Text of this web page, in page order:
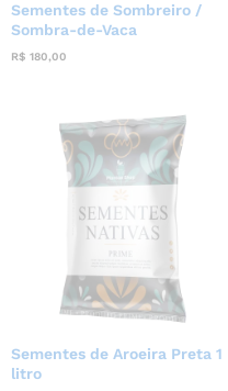
Sementes de Sombreiro /
Sombra-de-Vaca
R$ 180,00
Sementes de Aroeira Preta 1
litro